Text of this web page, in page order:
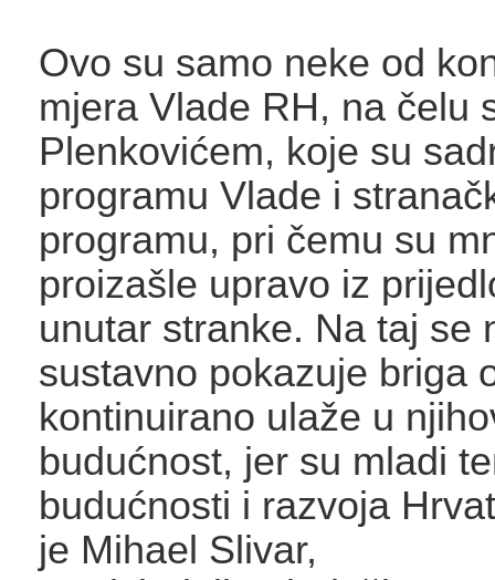
Ovo su samo neke od
mjera Vlade RH, na čelu
Plenkovićem, koje su
programu Vlade i
programu, pri čemu su
proizašle upravo iz
unutar stranke. Na taj se
sustavno pokazuje briga
kontinuirano ulaže u
budućnost, jer su mladi
budućnosti i razvoja
je Mihael Slivar,